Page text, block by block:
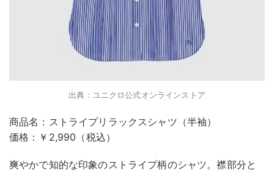
出典：ユニクロ公式オンラインストア
商品名：ストライプリラックスシャツ（半袖）
価格：￥2,990（税込）
爽やかで知的な印象のストライプ柄のシャツ。襟部分と